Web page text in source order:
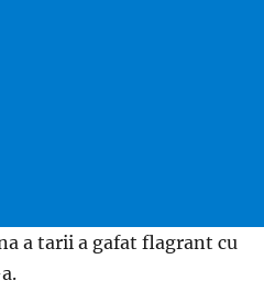
a tarii a gafat flagrant cu